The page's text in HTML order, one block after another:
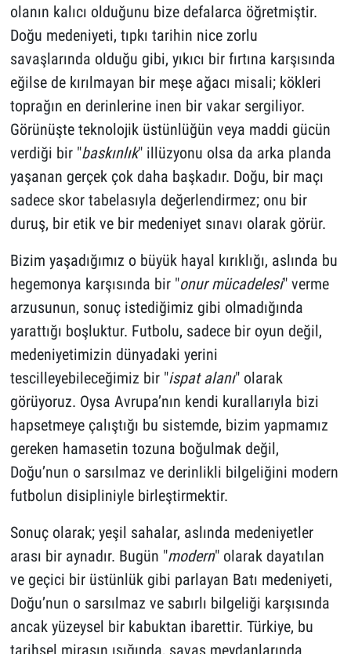
olanın kalıcı olduğunu bize defalarca öğretmiştir.
Doğu medeniyeti, tıpkı tarihin nice zorlu
savaşlarında olduğu gibi, yıkıcı bir fırtına karşısında
eğilse de kırılmayan bir meşe ağacı misali; kökleri
toprağın en derinlerine inen bir vakar sergiliyor.
Görünüşte teknolojik üstünlüğün veya maddi gücün
verdiği bir "baskınlık" illüzyonu olsa da arka planda
yaşanan gerçek çok daha başkadır. Doğu, bir maçı
sadece skor tabelasıyla değerlendirmez; onu bir
duruş, bir etik ve bir medeniyet sınavı olarak görür.
Bizim yaşadığımız o büyük hayal kırıklığı, aslında bu
hegemonya karşısında bir "onur mücadelesi" verme
arzusunun, sonuç istediğimiz gibi olmadığında
yarattığı boşluktur. Futbolu, sadece bir oyun değil,
medeniyetimizin dünyadaki yerini
tescilleyebileceğimiz bir "ispat alanı" olarak
görüyoruz. Oysa Avrupa’nın kendi kurallarıyla bizi
hapsetmeye çalıştığı bu sistemde, bizim yapmamız
gereken hamasetin tozuna boğulmak değil,
Doğu’nun o sarsılmaz ve derinlikli bilgeliğini modern
futbolun disipliniyle birleştirmektir.
Sonuç olarak; yeşil sahalar, aslında medeniyetler
arası bir aynadır. Bugün "modern" olarak dayatılan
ve geçici bir üstünlük gibi parlayan Batı medeniyeti,
Doğu’nun o sarsılmaz ve sabırlı bilgeliği karşısında
ancak yüzeysel bir kabuktan ibarettir. Türkiye, bu
tarihsel mirasın ışığında, savaş meydanlarında